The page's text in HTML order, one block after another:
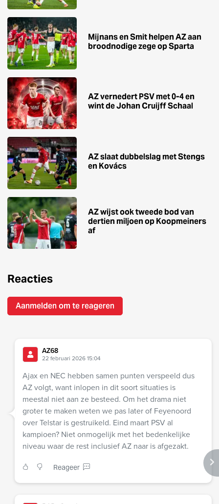
Mijnans en Smit helpen AZ aan
broodnodige zege op Sparta
AZ vernedert PSV met 0-4 en
wint de Johan Cruijff Schaal
AZ slaat dubbelslag met Stengs
en Kovács
AZ wijst ook tweede bod van
dertien miljoen op Koopmeiners
af
Reacties
Aanmelden om te reageren
AZ68
22 februari 2026 15:04
Ajax en NEC hebben samen punten verspeeld dus
AZ volgt, want inlopen in dit soort situaties is
meestal niet aan ze besteed. Om het drama niet
groter te maken weten we pas later of Feyenoord
over Telstar is gestruikeld. Eind maart PSV al
kampioen? Niet onmogelijk met het bedenkelijke
niveau waar de rest inclusief AZ naar is afgezakt.
Reageer